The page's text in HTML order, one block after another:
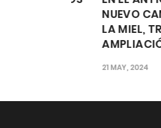
NUEVO
LA MIEL,
AMPLIACIÓN
21 MAY, 2024